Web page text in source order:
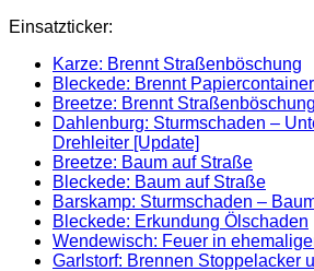
Einsatzticker:
Karze: Brennt Straßenböschung
Bleckede: Brennt Papiercontainer
Breetze: Brennt
Dahlenburg: Sturmschaden –
Drehleiter [Update]
Breetze: Baum auf Straße
Bleckede: Baum auf Straße
Barskamp: Sturmschaden –
Bleckede: Erkundung Ölschaden
Wendewisch: Feuer in
Garlstorf: Brennen Stoppelacker